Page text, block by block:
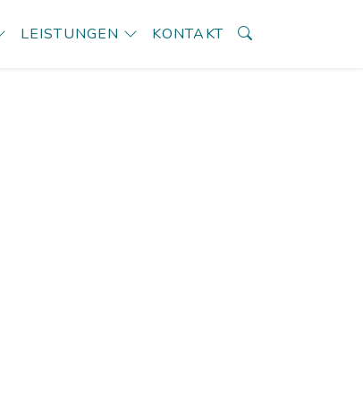
LEISTUNGEN KONTAKT